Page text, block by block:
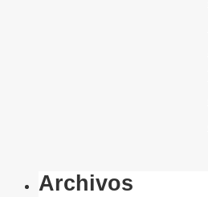
Archivos